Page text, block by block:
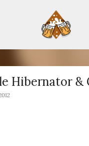
Siirry pääsisältöön
Hibernator &